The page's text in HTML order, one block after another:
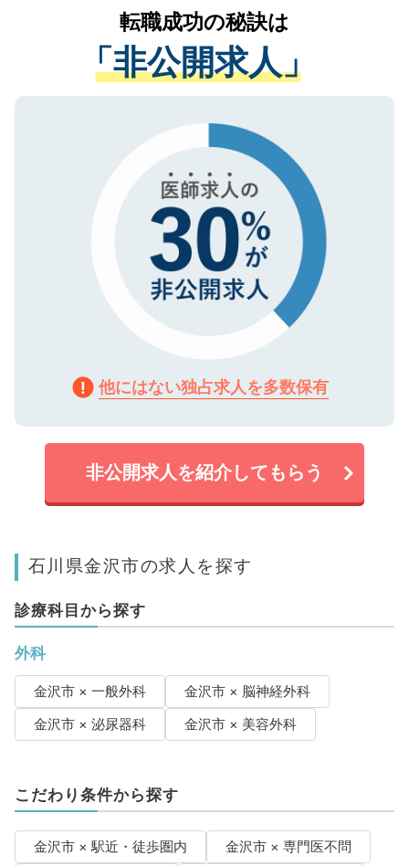
は、個人情報の取り扱いについての厳密な
管理基準を満たした事業者のみに付与され
る、プライバシーマークを取得済みです。
で、機密保持に関してもご安心ください。
かがいして、現在の医療機関の状況や紹介
経験をまじえながら、適切なアドバイスを
させていただきます。すぐにご転職をされ
ない方には、長期的なサポートが可能です
ので、まずはご登録ください。
転職成功の秘訣は
「非公開求人」
他にはない独占求人を多数保有
非公開求人を紹介してもらう
石川県金沢市の求人を探す
診療科目から探す
外科
金沢市 × 一般外科
金沢市 × 脳神経外科
金沢市 × 泌尿器科
金沢市 × 美容外科
こだわり条件から探す
金沢市 × 駅近・徒歩圏内
金沢市 × 専門医不問